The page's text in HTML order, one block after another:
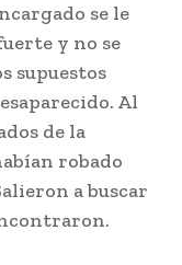
se le
y no se
supuestos
Al
de la
robado
a buscar